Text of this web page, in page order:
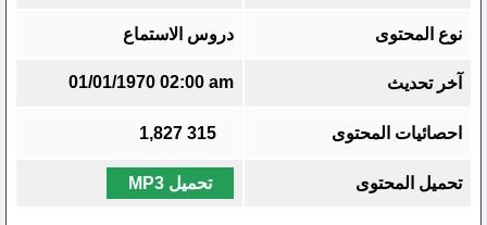
نوع المحتوى دروس الاستماع
آخر تحديث 01/01/1970 02:00 am
احصائيات المحتوى 315
1,827
تحميل المحتوى تحميل MP3